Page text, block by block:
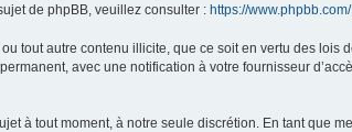
de phpBB, veuillez consulter : https://www.phpbb.com/
tout autre contenu illicite, que ce soit en vertu des lois
avec une notification à votre fournisseur
à tout moment, à notre seule discrétion. En tant que